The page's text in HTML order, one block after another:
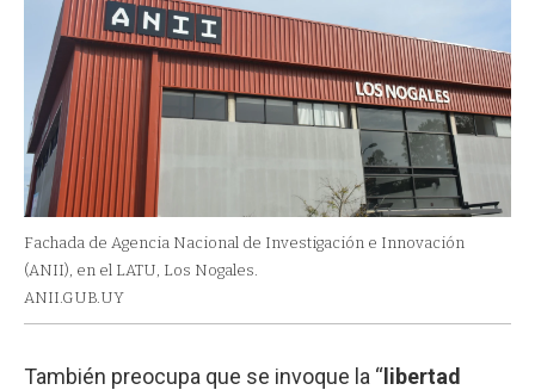
Fachada de Agencia Nacional de Investigación e Innovación
(ANII), en el LATU, Los Nogales.
ANII.GUB.UY
También preocupa que se invoque la “libertad